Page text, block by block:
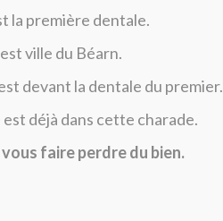
la première dentale.
ville du Béarn.
devant la dentale du premier.
déjà dans cette charade.
faire perdre du bien.